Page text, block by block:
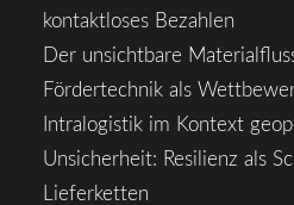
kontaktloses Bezahlen
Der unsichtbare
Fördertechnik als
Intralogistik im Kontext
Unsicherheit: Resilienz als
Lieferketten